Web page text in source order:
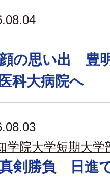
顔の思い出 豊
科大病院へ
学院大学短期大学
剣勝負 日進